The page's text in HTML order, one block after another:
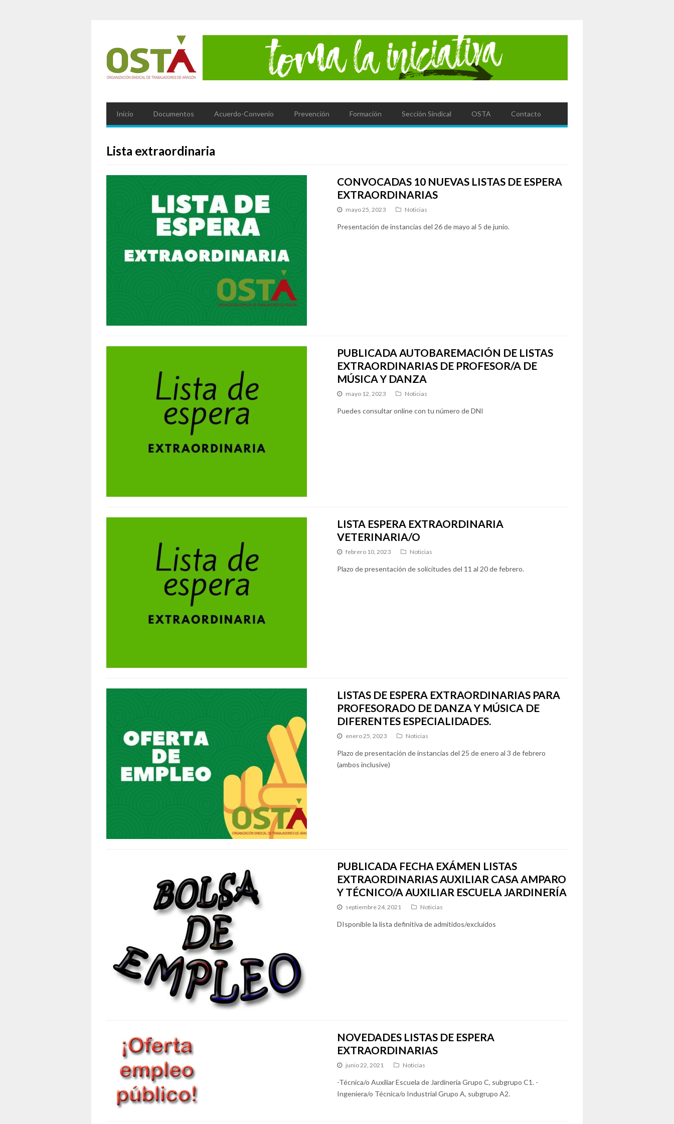
Inicio Documentos Acuerdo-Convenio Prevención Formación Sección Sindical OSTA Contacto
Lista extraordinaria
CONVOCADAS 10 NUEVAS LISTAS DE ESPERA
EXTRAORDINARIAS
mayo 25, 2023 Noticias
Presentación de instancias del 26 de mayo al 5 de junio.
PUBLICADA AUTOBAREMACIÓN DE LISTAS
EXTRAORDINARIAS DE PROFESOR/A DE
MÚSICA Y DANZA
mayo 12, 2023 Noticias
Puedes consultar online con tu número de DNI
LISTA ESPERA EXTRAORDINARIA
VETERINARIA/O
febrero 10, 2023 Noticias
Plazo de presentación de solicitudes del 11 al 20 de febrero.
LISTAS DE ESPERA EXTRAORDINARIAS PARA
PROFESORADO DE DANZA Y MÚSICA DE
DIFERENTES ESPECIALIDADES.
enero 25, 2023 Noticias
Plazo de presentación de instancias del 25 de enero al 3 de febrero
(ambos inclusive)
PUBLICADA FECHA EXÁMEN LISTAS
EXTRAORDINARIAS AUXILIAR CASA AMPARO
Y TÉCNICO/A AUXILIAR ESCUELA JARDINERÍA
septiembre 24, 2021 Noticias
DIsponible la lista definitiva de admitidos/excluidos
NOVEDADES LISTAS DE ESPERA
EXTRAORDINARIAS
junio 22, 2021 Noticias
-Técnica/o Auxiliar Escuela de Jardineria Grupo C, subgrupo C1. -
Ingeniera/o Técnica/o Industrial Grupo A, subgrupo A2.